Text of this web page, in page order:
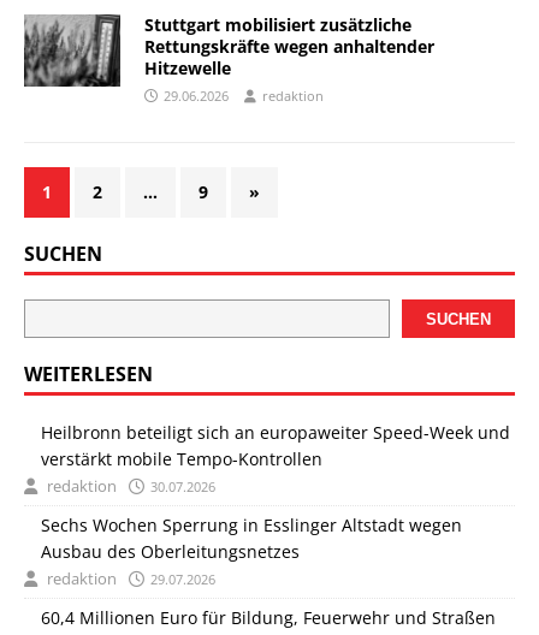
Stuttgart mobilisiert zusätzliche
Rettungskräfte wegen anhaltender
Hitzewelle
29.06.2026 redaktion
1 2 … 9 »
SUCHEN
SUCHEN
WEITERLESEN
Heilbronn beteiligt sich an europaweiter Speed-Week und
verstärkt mobile Tempo-Kontrollen
redaktion 30.07.2026
Sechs Wochen Sperrung in Esslinger Altstadt wegen
Ausbau des Oberleitungsnetzes
redaktion 29.07.2026
60,4 Millionen Euro für Bildung, Feuerwehr und Straßen